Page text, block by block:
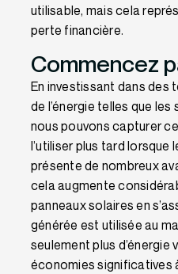
utilisable, mais cela
perte financière.
Commencez
En investissant dans
de l’énergie telles que
nous pouvons capturer
l’utiliser plus tard lorsque
présente de nombreux
cela augmente
panneaux solaires en
générée est utilisée au
seulement plus d’énergie
économies significatives